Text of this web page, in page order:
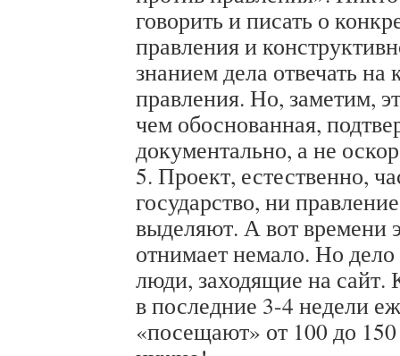
говорить и писать о
правления и
знанием дела отвечать
правления. Но, заметим,
чем обоснованная,
документально, а не
5. Проект, естественно,
государство, ни
выделяют. А вот времени
отнимает немало. Но
люди, заходящие на
в последние 3-4 недели
«посещают» от 100 до